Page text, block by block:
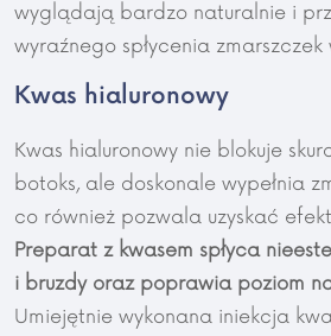
wyglądają bardzo naturalnie i
wyraźnego spłycenia zmarszczek
Kwas hialuronowy
Kwas hialuronowy nie blokuje
botoks, ale doskonale wypełnia
co również pozwala uzyskać
Preparat z kwasem spłyca
i bruzdy oraz poprawia poziom
Umiejętnie wykonana iniekcja